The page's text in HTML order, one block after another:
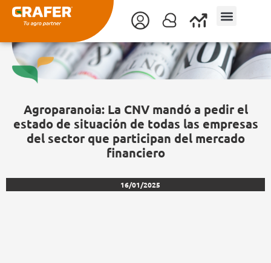
contenido
Agroparanoia: La CNV mandó a pedir el
estado de situación de todas las empresas
del sector que participan del mercado
financiero
16/01/2025